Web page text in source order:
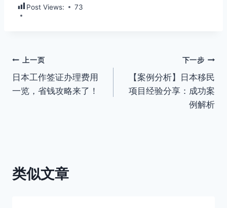
Post Views: 73
文
章
上一页
日本工作签证办理费用
一览，省钱攻略来了！
下一步
【案例分析】日本移民
项目经验分享：成功案
例解析
类似文章